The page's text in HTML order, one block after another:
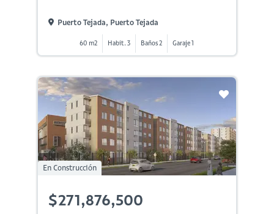
Puerto Tejada, Puerto Tejada
60 m2 Habit. 3 Baños 2 Garaje 1
En Construcción
$271,876,500